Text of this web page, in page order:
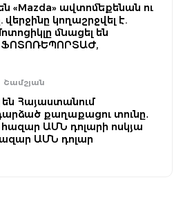
«Mazda» ավտոմեքենան ու
վերջինը կողաշրջվել է.
մնացել են
ՖՈՏՈՌԵՊՈՐՏԱԺ,
Շամշյան
են Հայաստանում
քաղաքացու տունը․
ԱՄՆ դոլարի ոսկյա
ԱՄՆ դոլար